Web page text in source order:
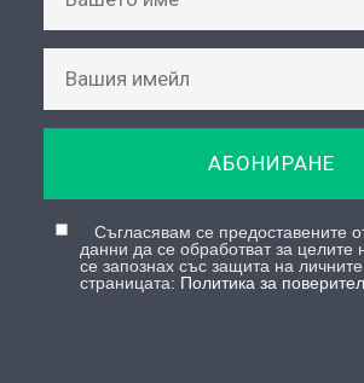
АБОНИРАНЕ
Съгласявам се предоставените
данни да се обработват за целите
се запознах със защита на
страницата: Политика за